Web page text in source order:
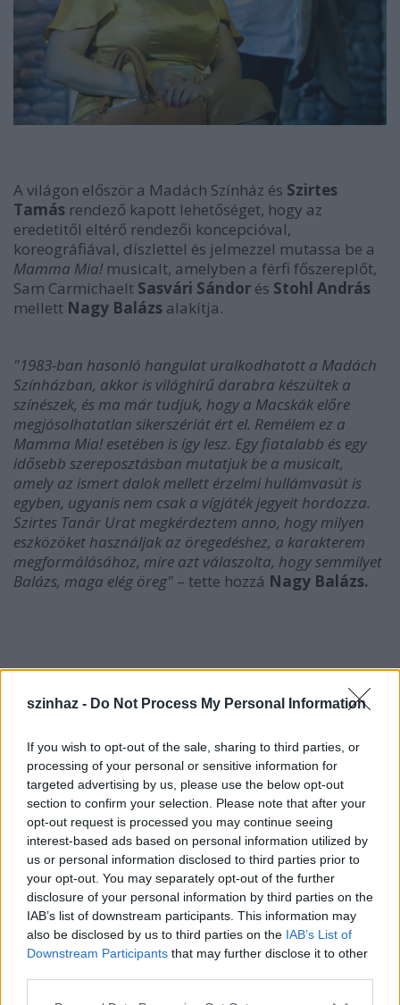
szinhaz - Do Not Process My Personal Information
If you wish to opt-out of the sale, sharing to third parties, or
processing of your personal or sensitive information for
targeted advertising by us, please use the below opt-out
section to confirm your selection. Please note that after your
opt-out request is processed you may continue seeing
interest-based ads based on personal information utilized by
us or personal information disclosed to third parties prior to
your opt-out. You may separately opt-out of the further
disclosure of your personal information by third parties on the
IAB’s list of downstream participants. This information may
also be disclosed by us to third parties on the IAB’s List of
Downstream Participants that may further disclose it to other
A világon először a Madách Színház és Szirtes
Tamás rendező kapott lehetőséget, hogy az
eredetitől eltérő rendezői koncepcióval,
koreográfiával, díszlettel és jelmezzel mutassa be a
Mamma Mia!musicalt, amelyben a férfi főszereplőt,
Sam Carmichaelt Sasvári Sándor és Stohl András
mellett Nagy Balázs alakítja.
"1983-ban hasonló hangulat uralkodhatott a Madách
Színházban, akkor is világhírű darabra készültek a
színészek, és ma már tudjuk, hogy a Macskák előre
megjósolhatatlan sikerszériát ért el. Remélem ez a
Mamma Mia! esetében is így lesz. Egy fiatalabb és egy
idősebb szereposztásban mutatjuk be a musicalt,
amely az ismert dalok mellett érzelmi hullámvasút is
egyben, ugyanis nem csak a vígjáték jegyeit hordozza.
Szirtes Tanár Urat megkérdeztem anno, hogy milyen
eszközöket használjak az öregedéshez, a karakterem
megformálásához, mire azt válaszolta, hogy semmilyet
Balázs, maga elég öreg" – tette hozzá Nagy Balázs.